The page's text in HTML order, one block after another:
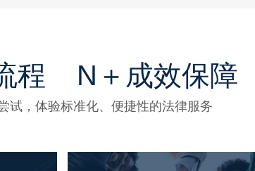
程 N＋成效保障
试，体验标准化、便捷性的法律服务